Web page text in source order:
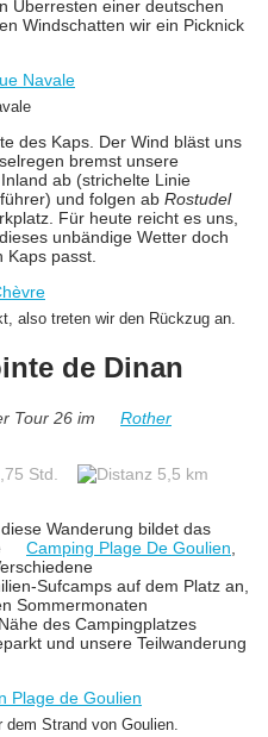
Überresten einer deutschen
Windschatten wir ein Picknick
des Kaps. Der Wind bläst uns
bremst unsere
ab (strichelte Linie
und folgen ab Rostudel
Für heute reicht es uns,
unbändige Wetter doch
Kaps passt.
also treten wir den Rückzug an.
de Dinan
Tour 26 im
Rother
Std.
5,5 km
Wanderung bildet das
Camping Plage De Goulien,
Sufcamps auf dem Platz an,
Sommermonaten
des Campingplatzes
und unsere Teilwanderung
Strand von Goulien.